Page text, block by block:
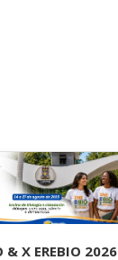
& X EREBIO 2026